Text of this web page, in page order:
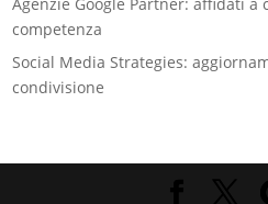
competenza
Social Media Strategies:
condivisione